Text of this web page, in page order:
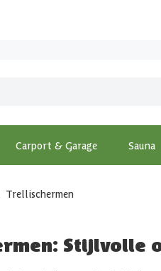
Carport & Garage Sauna
Trellischermen
Stijlvolle